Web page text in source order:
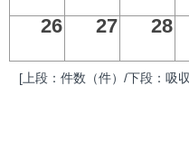
26
27 28
[上段：件数（件）/下段：吸